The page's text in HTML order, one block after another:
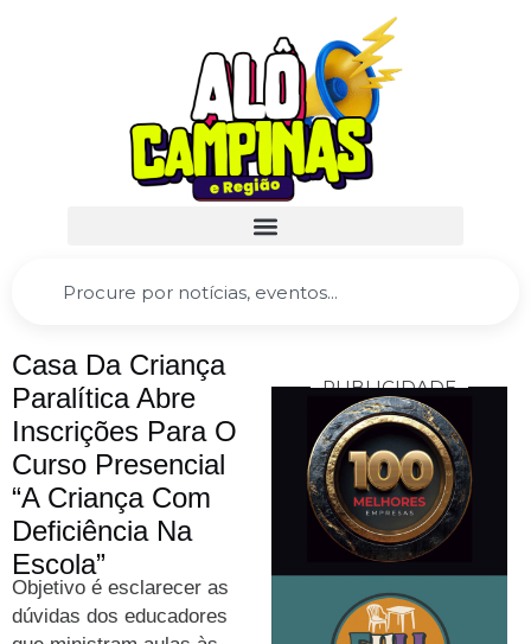
Casa Da Criança
Paralítica Abre
Inscrições Para O
Curso Presencial
“A Criança Com
Deficiência Na
Escola”
Objetivo é esclarecer as
dúvidas dos educadores
PUBLICIDADE